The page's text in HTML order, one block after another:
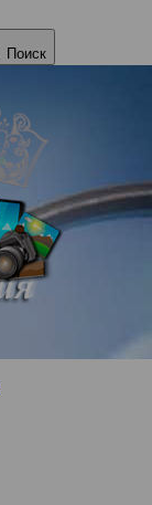
Поиск